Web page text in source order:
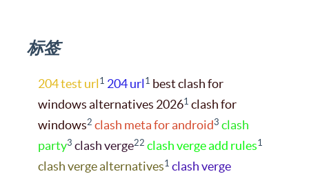
标签
204 test url 1 204 url 1 best clash for
windows alternatives 20261 clash for
windows2 clash meta for android3 clash
party3 clash verge22 clash verge add rules1
clash verge alternatives1 clash verge